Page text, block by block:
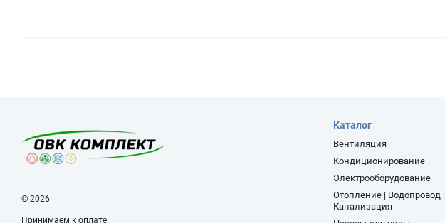
© 2026
Принимаем к оплате
Каталог
Вентиляция
Кондиционирование
Электрооборудование
Отопление | Водопровод |
Канализация